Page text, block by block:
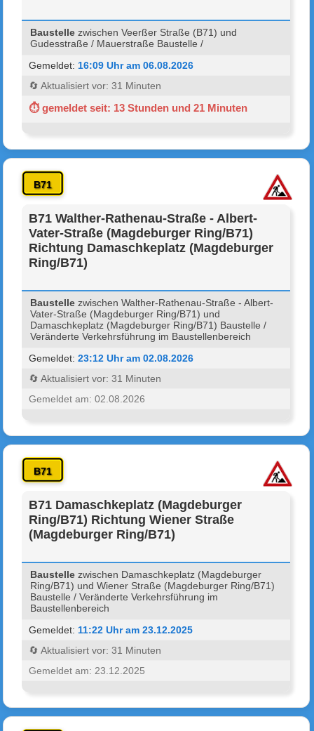
Baustelle zwischen Veerßer Straße (B71) und
Gudesstraße / Mauerstraße Baustelle /
Gemeldet: 16:09 Uhr am 06.08.2026
🔄 Aktualisiert vor: 31 Minuten
⏱ gemeldet seit: 13 Stunden und 21 Minuten
B71
B71 Walther-Rathenau-Straße - Albert-
Vater-Straße (Magdeburger Ring/B71)
Richtung Damaschkeplatz (Magdeburger
Ring/B71)
Baustelle zwischen Walther-Rathenau-Straße - Albert-
Vater-Straße (Magdeburger Ring/B71) und
Damaschkeplatz (Magdeburger Ring/B71) Baustelle /
Veränderte Verkehrsführung im Baustellenbereich
Gemeldet:23:12 Uhr am 02.08.2026
🔄 Aktualisiert vor: 31 Minuten
Gemeldet am: 02.08.2026
B71
B71 Damaschkeplatz (Magdeburger
Ring/B71) Richtung Wiener Straße
(Magdeburger Ring/B71)
Baustelle zwischen Damaschkeplatz (Magdeburger
Ring/B71) und Wiener Straße (Magdeburger Ring/B71)
Baustelle / Veränderte Verkehrsführung im
Baustellenbereich
Gemeldet: 11:22 Uhr am 23.12.2025
🔄 Aktualisiert vor: 31 Minuten
Gemeldet am: 23.12.2025